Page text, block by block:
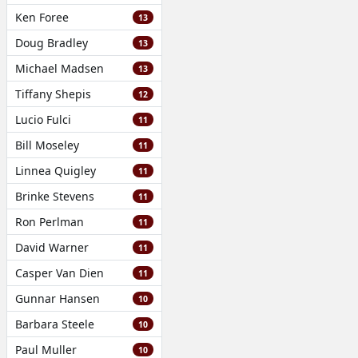
Ken Foree 13
Doug Bradley 13
Michael Madsen 13
Tiffany Shepis 12
Lucio Fulci 11
Bill Moseley 11
Linnea Quigley 11
Brinke Stevens 11
Ron Perlman 11
David Warner 11
Casper Van Dien 11
Gunnar Hansen 10
Barbara Steele 10
Paul Muller 10